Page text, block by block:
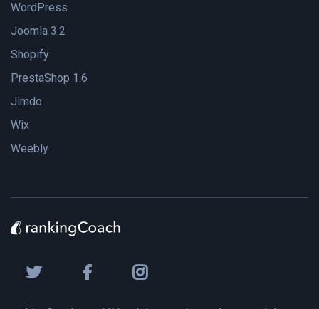
WordPress
Joomla 3.2
Shopify
PrestaShop 1.6
Jimdo
Wix
Weebly